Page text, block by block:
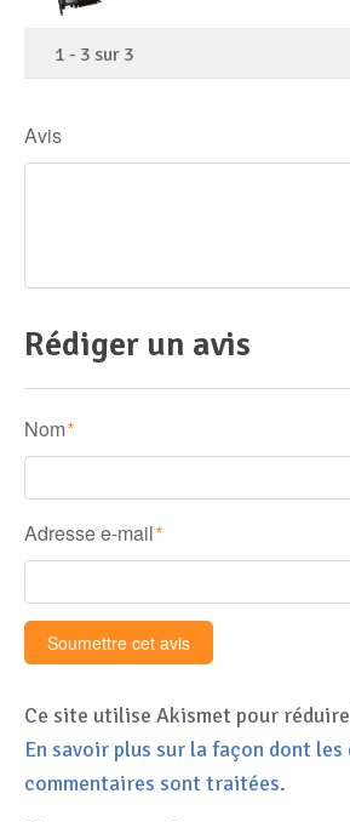
1 - 3 sur 3
Avis
Rédiger un avis
Nom *
Adresse e-mail *
Ce site utilise Akismet pour
En savoir plus sur la façon dont les
commentaires sont traitées.